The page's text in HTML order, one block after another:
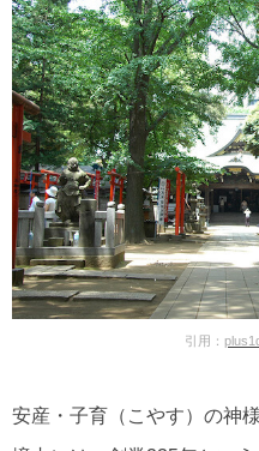
引用：
安産・子育（こやす）の神